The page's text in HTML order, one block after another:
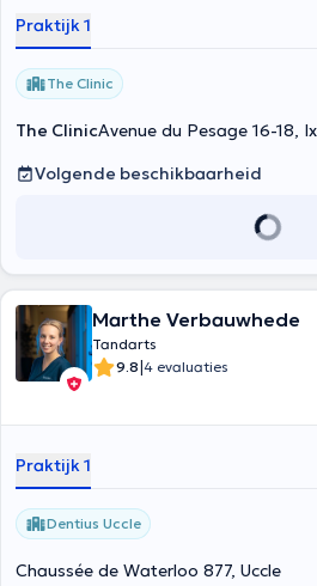
Praktijk 1
The Clinic
The ClinicAvenue du Pesage 16-18,
Volgende beschikbaarheid
Marthe Verbauwhede
Tandarts
9.8|4 evaluaties
Praktijk 1
Dentius Uccle
Chaussée de Waterloo 877, Uccle